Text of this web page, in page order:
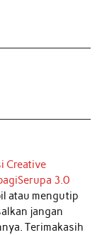
Creative
3.0
atau mengutip
jangan
Terimakasih